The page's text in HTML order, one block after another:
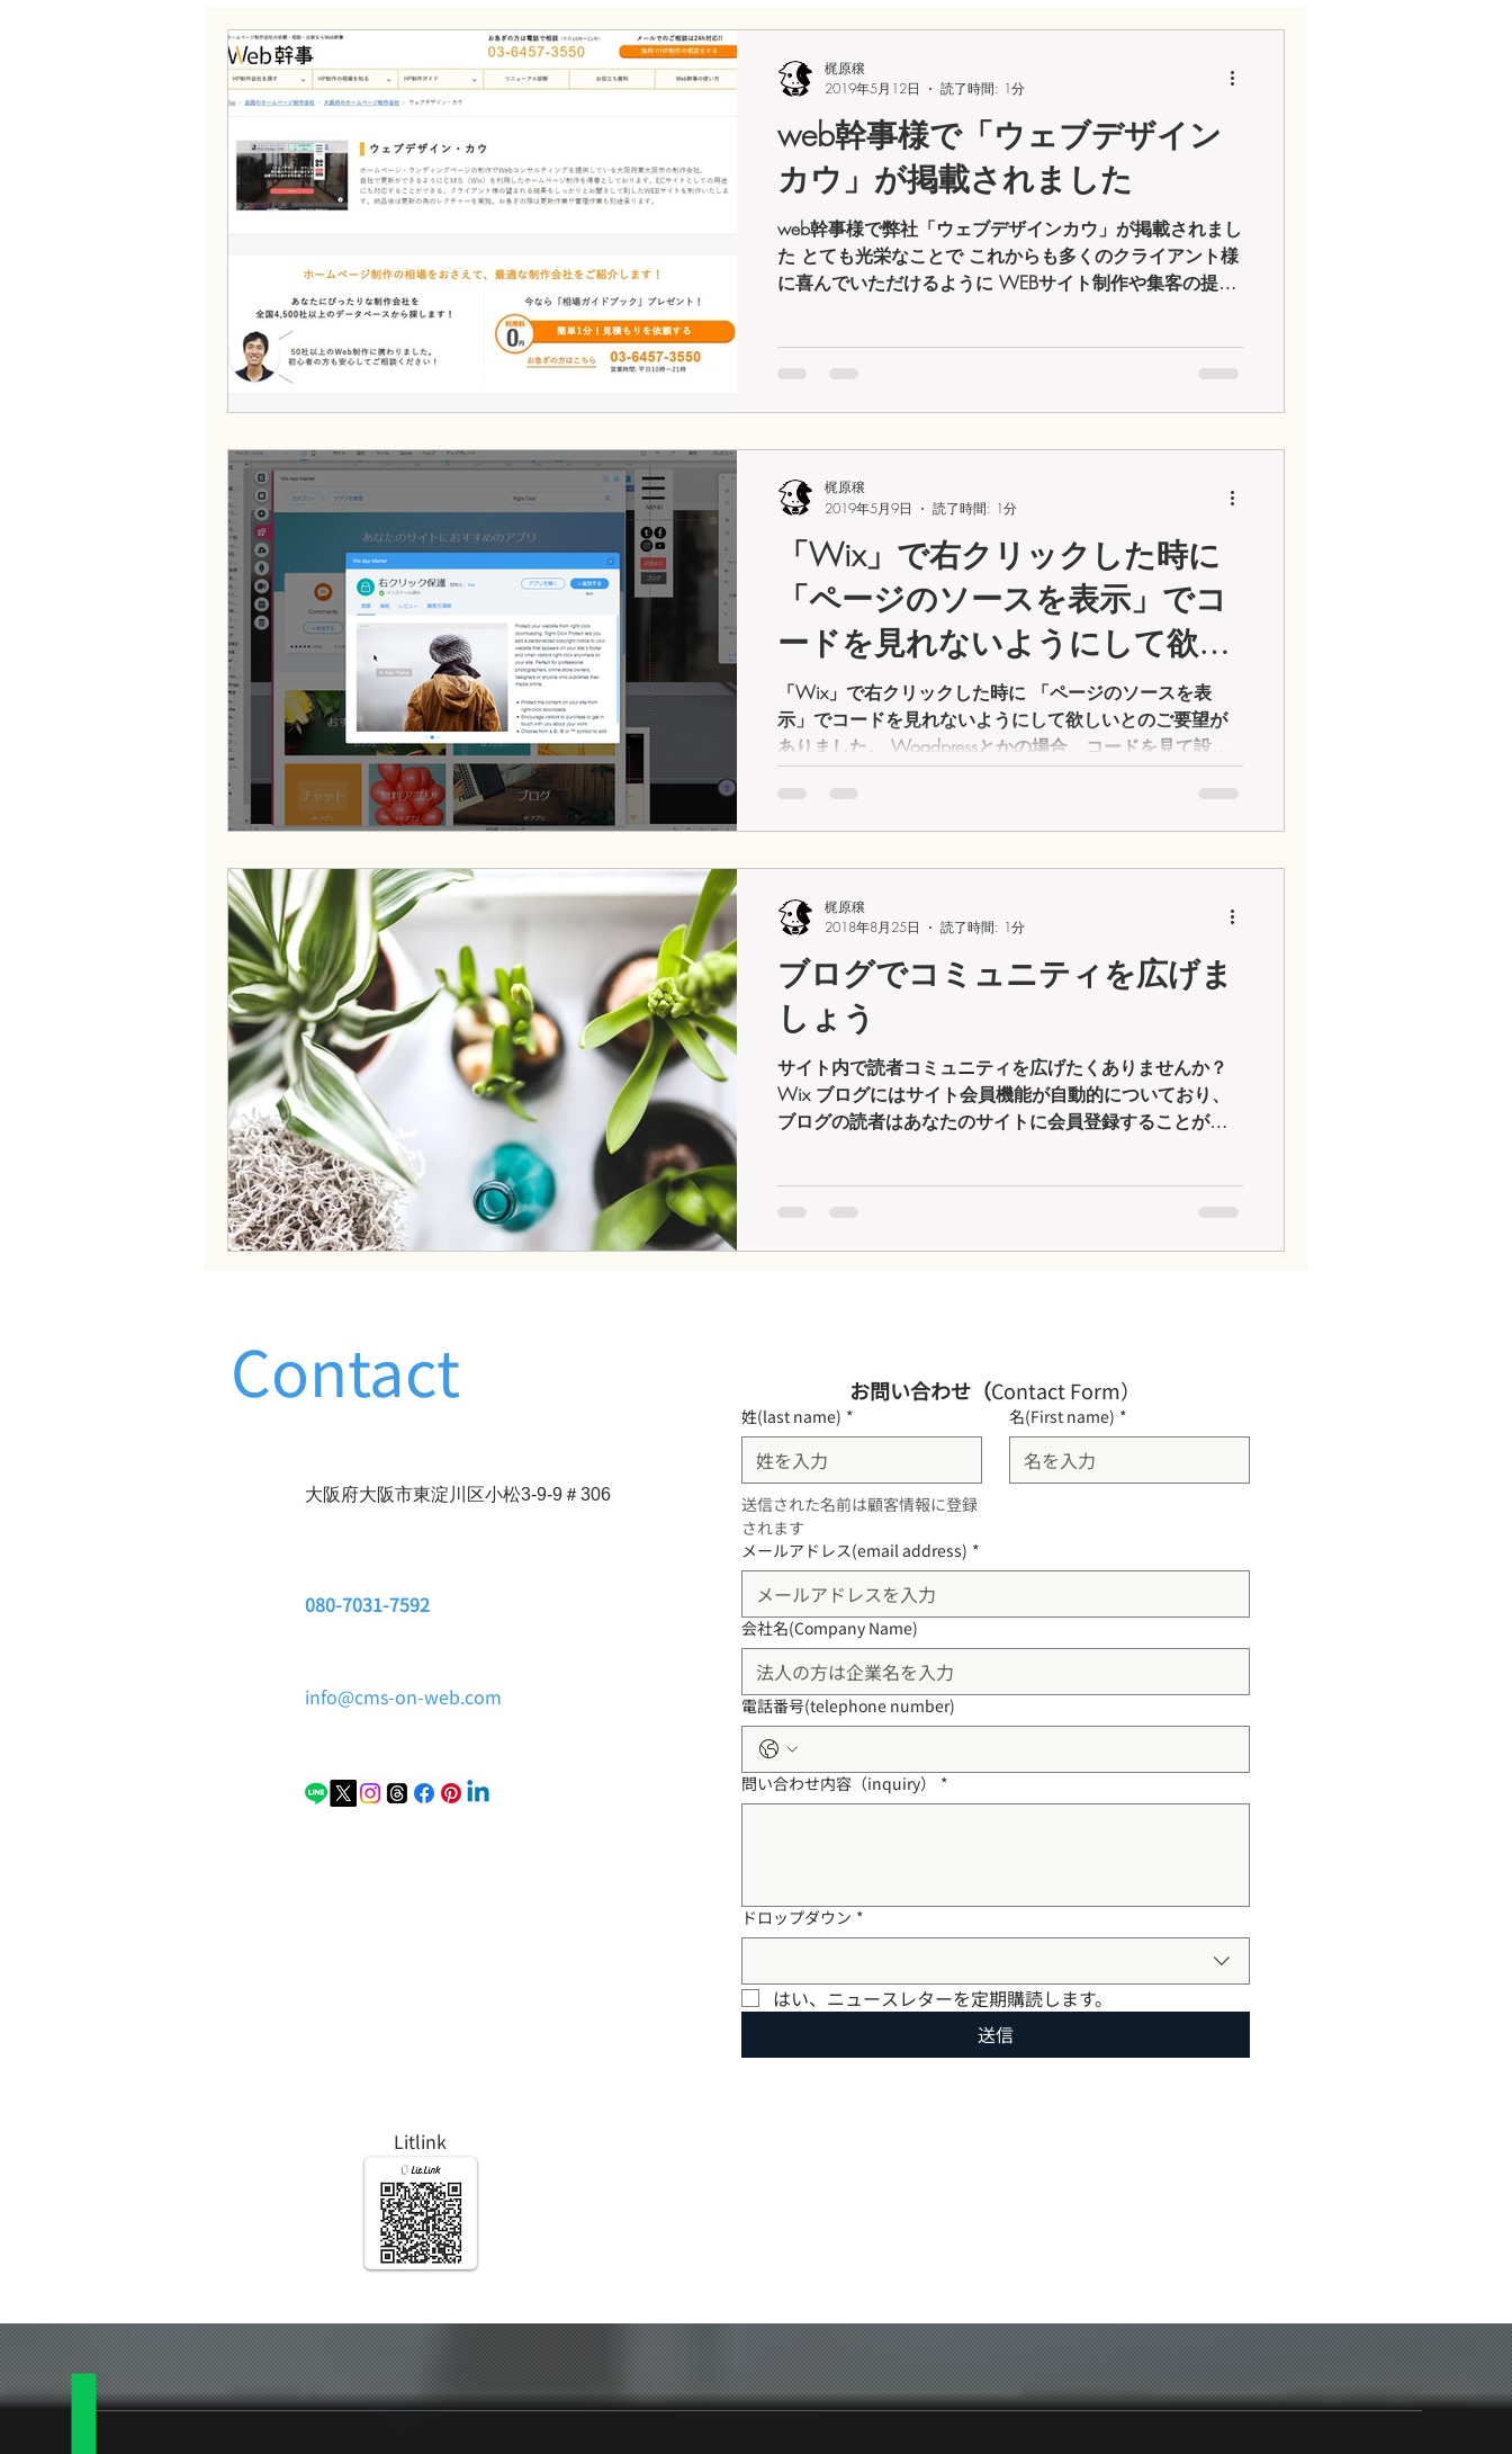
コワーキングスペース ワンディワークショップ
Wixについて Wixテクノロジー サブスクリプション WIX HACK ブログ
事業継続 文化 SNS
web幹事様で「ウェブデザイン
カウ」が掲載されました
web幹事様で弊社「ウェブデザインカウ」が掲載されまし
た とても光栄なことで これからも多くのクライアント様
に喜んでいただけるように WEBサイト制作や集客の提案
梶原穣
2019年5月12日
読了時間: 1分
「Wix」で右クリックした時に
「ページのソースを表示」でコ
ードを見れないようにして欲し
い
「Wix」で右クリックした時に 「ページのソースを表
示」でコードを見れないようにして欲しいとのご要望が
ありました。 Woadpressとかの場合、コードを見て設定
されている検索語句が見れてしまいますもんね（汗）。
★回答...
梶原穣
2019年5月9日
読了時間: 1分
ブログでコミュニティを広げま
しょう
サイト内で読者コミュニティを広げたくありませんか？
Wix ブログにはサイト会員機能が自動的についており、
ブログの読者はあなたのサイトに会員登録することがで
やブログからの通...
梶原穣
2018年8月25日
読了時間: 1分
Contact
大阪府大阪市東淀川区小松3-9-9＃306
080-7031-7592
info@cms-on-web.com
Litlink
お問い合わせ（Contact Form）
姓(last name) *
送信された名前は顧客情報に登録
されます
名(First name) *
メールアドレス(email address) *
会社名(Company Name)
電話番号(telephone number)
問い合わせ内容（inquiry） *
ドロップダウン *
はい、ニュースレターを定期購読します。
送信